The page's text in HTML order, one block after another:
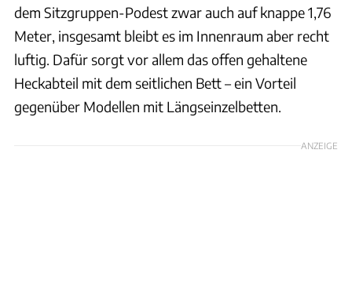
dem Sitzgruppen-Podest zwar auch auf knappe 1,76
Meter, insgesamt bleibt es im Innenraum aber recht
luftig. Dafür sorgt vor allem das offen gehaltene
Heckabteil mit dem seitlichen Bett – ein Vorteil
gegenüber Modellen mit Längseinzelbetten.
ANZEIGE